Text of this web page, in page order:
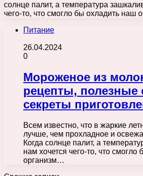
солнце палит, а температура
чего-то, что смогло бы охладить наш
Питание
26.04.2024
0
Мороженое из
рецепты, полезные
секреты
Всем известно, что в жаркие
лучше, чем прохладное и
Когда солнце палит, а
нам хочется чего-то, что
организм…